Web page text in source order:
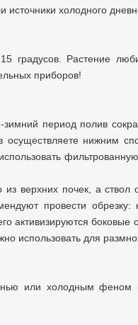
холодного
градусов. Растение
приборов!
период полив
нижним
из верхних почек, а ствол
провести
активизируются боковые
использовать для
или холодным феном